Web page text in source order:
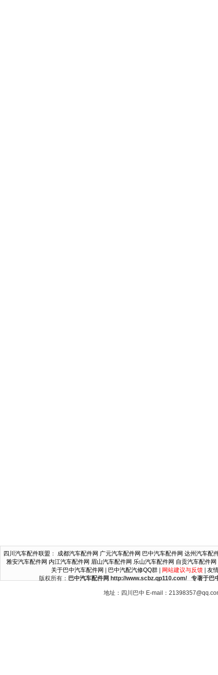
四川汽车配件联盟 ： 成都汽车配件网 广元汽车配件网 巴中汽车配件网 达州汽车配
雅安汽车配件网 内江汽车配件网 眉山汽车配件网 乐山汽车配件网 自贡汽车配件网
关于巴中汽车配件网
巴中汽配汽修QQ群| 网站建议与反馈| 友
版权所有： 巴中汽车配件网 http://www.scbz.qp110.com/ 专著于巴
地址：四川巴中 E-mail：